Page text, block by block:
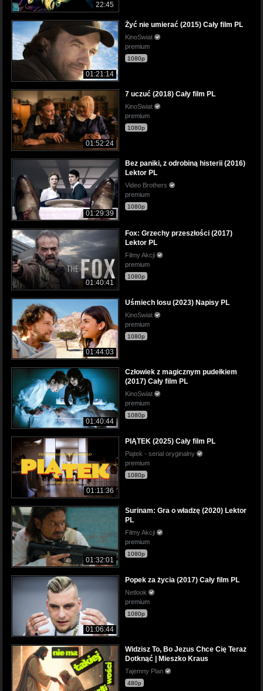
22:45
01:21:14
Żyć nie umierać (2015) Cały film PL
KinoSwiat
premium
1080p
01:52:24
7 uczuć (2018) Cały film PL
KinoSwiat
premium
1080p
01:29:39
Bez paniki, z odrobiną histerii (2016)
Lektor PL
Video Brothers
premium
1080p
01:40:41
Fox: Grzechy przeszłości (2017)
Lektor PL
Filmy Akcji
premium
1080p
01:44:03
Uśmiech losu (2023) Napisy PL
KinoSwiat
premium
1080p
01:40:44
Człowiek z magicznym pudełkiem
(2017) Cały film PL
KinoSwiat
premium
1080p
01:11:36
PIĄTEK (2025) Cały film PL
Piątek - serial oryginalny
premium
1080p
01:32:01
Surinam: Gra o władzę (2020) Lektor
PL
Filmy Akcji
premium
1080p
01:06:44
Popek za życia (2017) Cały film PL
Netlook
premium
1080p
Widzisz To, Bo Jezus Chce Cię Teraz
Dotknąć | Mieszko Kraus
Tajemny Plan
480p